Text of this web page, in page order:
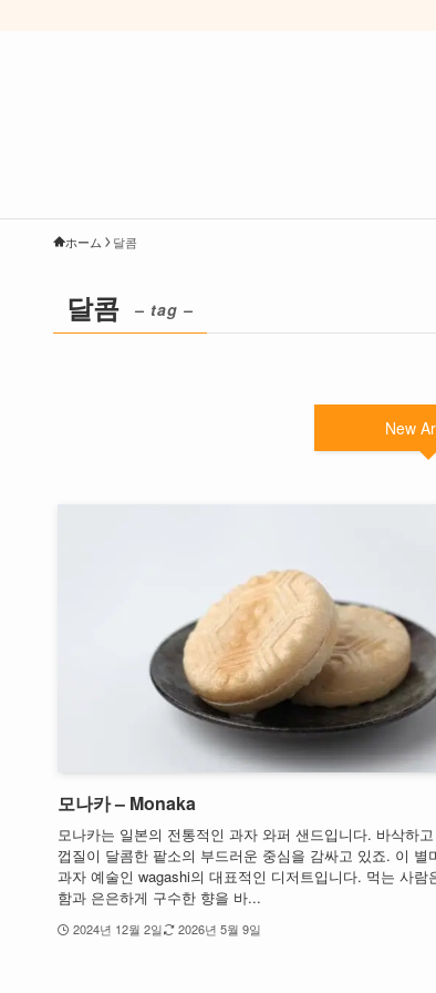
ホーム 달콤
달콤 – tag –
New
모나카 – Monaka
모나카는 일본의 전통적인 과자 와퍼 샌드입니다. 바삭하
껍질이 달콤한 팥소의 부드러운 중심을 감싸고 있죠. 이 별
과자 예술인 wagashi의 대표적인 디저트입니다. 먹는 사람
함과 은은하게 구수한 향을 바...
2024년 12월 2일 2026년 5월 9일